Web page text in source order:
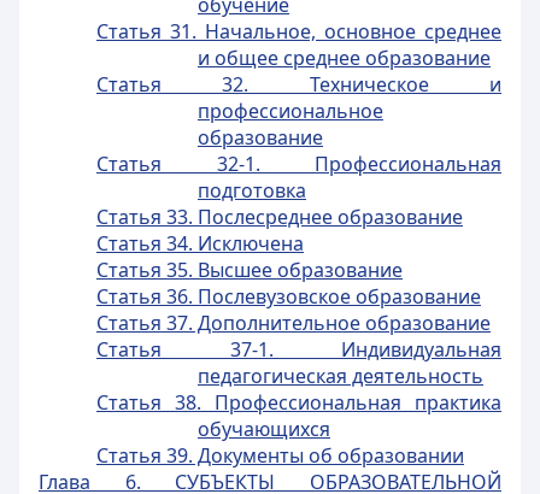
Статья 31. Начальное, основное среднее
и общее среднее образование
Статья 32. Техническое и
профессиональное
образование
Статья 32-1. Профессиональная
подготовка
Статья 33. Послесреднее образование
Статья 34. Исключена
Статья 35. Высшее образование
Статья 36. Послевузовское образование
Статья 37. Дополнительное образование
Статья 37-1. Индивидуальная
педагогическая деятельность
Статья 38. Профессиональная практика
обучающихся
Статья 39. Документы об образовании
Глава 6. СУБЪЕКТЫ ОБРАЗОВАТЕЛЬНОЙ